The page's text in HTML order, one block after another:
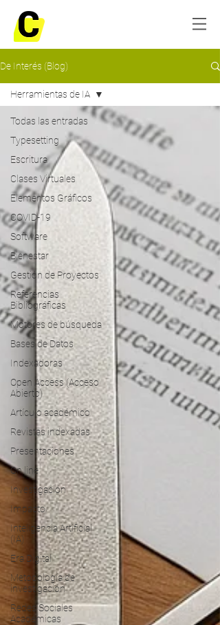
De Interés (Blog)
Todas las entradas
Typesetting
Escritura
Clases Virtuales
Elementos Gráficos
COVID-19
Software
Bienestar
Gestión de Proyectos
Referencias
Bibliográficas
Motores de búsqueda
Bases de Datos
Indexadoras
Open Access (Acceso
Abierto)
Artículo académico
Revistas indexadas
Presentaciones
On line
Investigación
Impacto
Inteligencia Artificial
(IA)
Era Digital
Metodología de
investigación
Redes Sociales
Académicas
Herramientas de IA